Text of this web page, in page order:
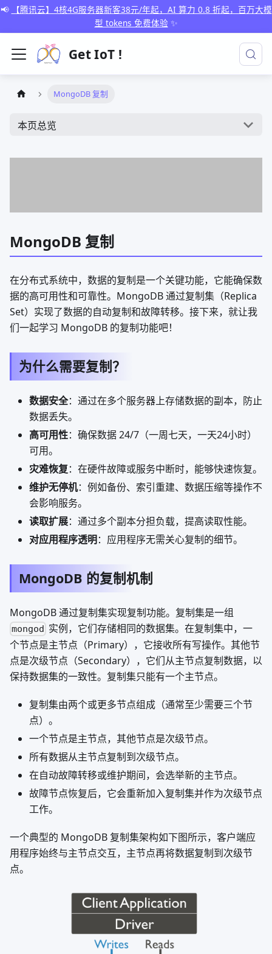
📢
【腾讯云】4核4G服务器新客38元/年起，AI 算力 0.8 折起，百万大模
型 tokens 免费体验 ✨
Get IoT !
MongoDB 复制
本页总览
MongoDB 复制
在分布式系统中，数据的复制是一个关键功能，它能确保数
据的高可用性和可靠性。MongoDB 通过复制集（Replica
Set）实现了数据的自动复制和故障转移。接下来，就让我
们一起学习 MongoDB 的复制功能吧！
为什么需要复制？
数据安全：通过在多个服务器上存储数据的副本，防止
数据丢失。
高可用性：确保数据 24/7（一周七天，一天24小时）
可用。
灾难恢复：在硬件故障或服务中断时，能够快速恢复。
维护无停机：例如备份、索引重建、数据压缩等操作不
会影响服务。
读取扩展：通过多个副本分担负载，提高读取性能。
对应用程序透明：应用程序无需关心复制的细节。
MongoDB 的复制机制
MongoDB 通过复制集实现复制功能。复制集是一组
mongod 实例，它们存储相同的数据集。在复制集中，一
个节点是主节点（Primary），它接收所有写操作。其他节
点是次级节点（Secondary），它们从主节点复制数据，以
保持数据集的一致性。复制集只能有一个主节点。
复制集由两个或更多节点组成（通常至少需要三个节
点）。
一个节点是主节点，其他节点是次级节点。
所有数据从主节点复制到次级节点。
在自动故障转移或维护期间，会选举新的主节点。
故障节点恢复后，它会重新加入复制集并作为次级节点
工作。
一个典型的 MongoDB 复制集架构如下图所示，客户端应
用程序始终与主节点交互，主节点再将数据复制到次级节
点。